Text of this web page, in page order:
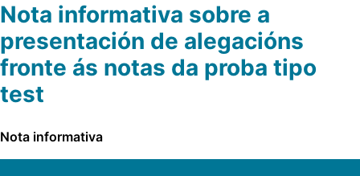
Nota informativa sobre a
presentación de alegacións
fronte ás notas da proba tipo
test
Nota informativa